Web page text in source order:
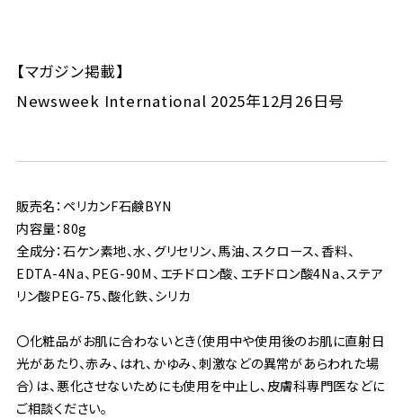
【マガジン掲載】
Newsweek International 2025年12月26日号
販売名：ペリカンF石鹸BYN
内容量：80g
全成分：石ケン素地、水、グリセリン、馬油、スクロース、香料、
EDTA-4Na、PEG-90M、エチドロン酸、エチドロン酸4Na、ステア
リン酸PEG-75、酸化鉄、シリカ
〇化粧品がお肌に合わないとき（使用中や使用後のお肌に直射日
光があたり、赤み、はれ、かゆみ、刺激などの異常があらわれた場
合）は、悪化させないためにも使用を中止し、皮膚科専門医などに
ご相談ください。